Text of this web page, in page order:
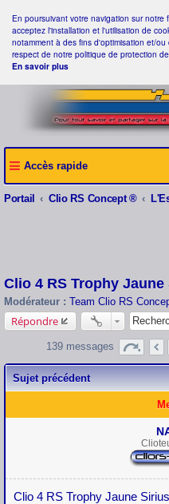
En poursuivant votre navigation sur notre
acceptez l'installation et l'utilisation de
notamment à des fins d'optimisation et/
respect de notre politique de protection
En savoir plus
Accès rapide
Portail Clio RS Concept ®
Clio 4 RS Trophy
Modérateur : Team Clio RS
Répondre
139 messages
Sujet précédent
Clio 4 RS Trophy Jaune